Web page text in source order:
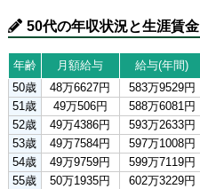
50代の年収状況と生涯賃金
年齢 月額給与 給与(年間)
50歳
48万6627円 583万9529円
51歳
49万506円 588万6081円
52歳
49万4386円 593万2633円
53歳
49万7584円 597万1008円
54歳
49万9759円 599万7119円
55歳
50万1935円 602万3229円